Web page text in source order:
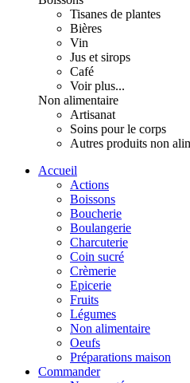
Tisanes de plantes
Bières
Vin
Jus et sirops
Café
Voir plus...
Non alimentaire
Artisanat
Soins pour le corps
Autres produits non
Accueil
Actions
Boissons
Boucherie
Boulangerie
Charcuterie
Coin sucré
Crèmerie
Epicerie
Fruits
Légumes
Non alimentaire
Oeufs
Préparations maison
Commander